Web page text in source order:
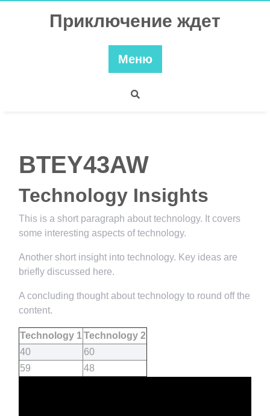
Приключение ждет
Меню
BTEY43AW
Technology Insights
This is a short paragraph about technology. It covers
some interesting aspects of technology.
Another short insight into technology. Key ideas are
briefly discussed here.
A concluding thought about technology to round off the
content.
Technology 1Technology 2
40
60
59
48